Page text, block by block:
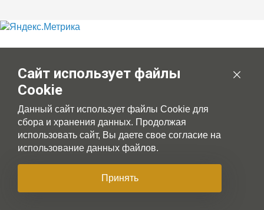
Сайт использует файлы
Cookie
Данный сайт использует файлы Cookie для
сбора и хранения данных. Продолжая
использовать сайт, Вы даете свое согласие на
использование данных файлов.
Принять